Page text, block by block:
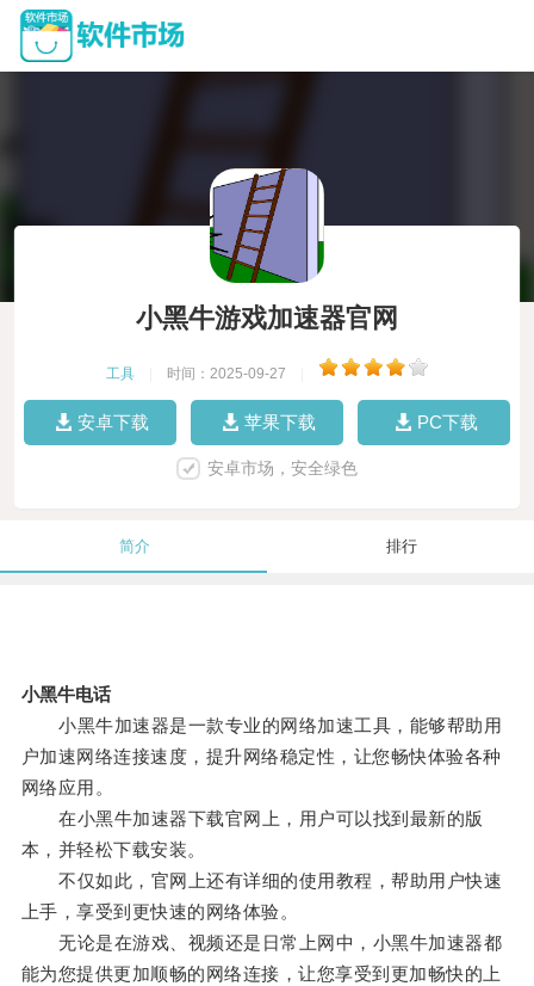
小黑牛游戏加速器官网
工具 时间：2025-09-27
安卓下载 苹果下载 PC下载
安卓市场，安全绿色
简介 排行
小黑牛电话
小黑牛加速器是一款专业的网络加速工具，能够帮助用
户加速网络连接速度，提升网络稳定性，让您畅快体验各种
网络应用。
在小黑牛加速器下载官网上，用户可以找到最新的版
本，并轻松下载安装。
不仅如此，官网上还有详细的使用教程，帮助用户快速
上手，享受到更快速的网络体验。
无论是在游戏、视频还是日常上网中，小黑牛加速器都
能为您提供更加顺畅的网络连接，让您享受到更加畅快的上